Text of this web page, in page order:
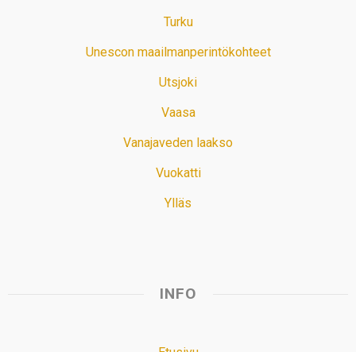
Turku
Unescon maailmanperintökohteet
Utsjoki
Vaasa
Vanajaveden laakso
Vuokatti
Ylläs
INFO